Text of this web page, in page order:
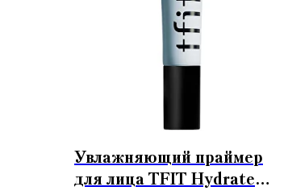
Увлажняющий праймер
для лица TFIT Hydrate